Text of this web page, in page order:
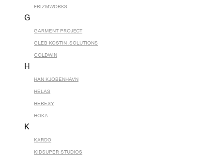
FRIZMWORKS
G
GARMENT PROJECT
GLEB KOSTIN .SOLUTIONS
GOLDWIN
H
HAN KJOBENHAVN
HELAS
HERESY
HOKA
K
KARDO
KIDSUPER STUDIOS